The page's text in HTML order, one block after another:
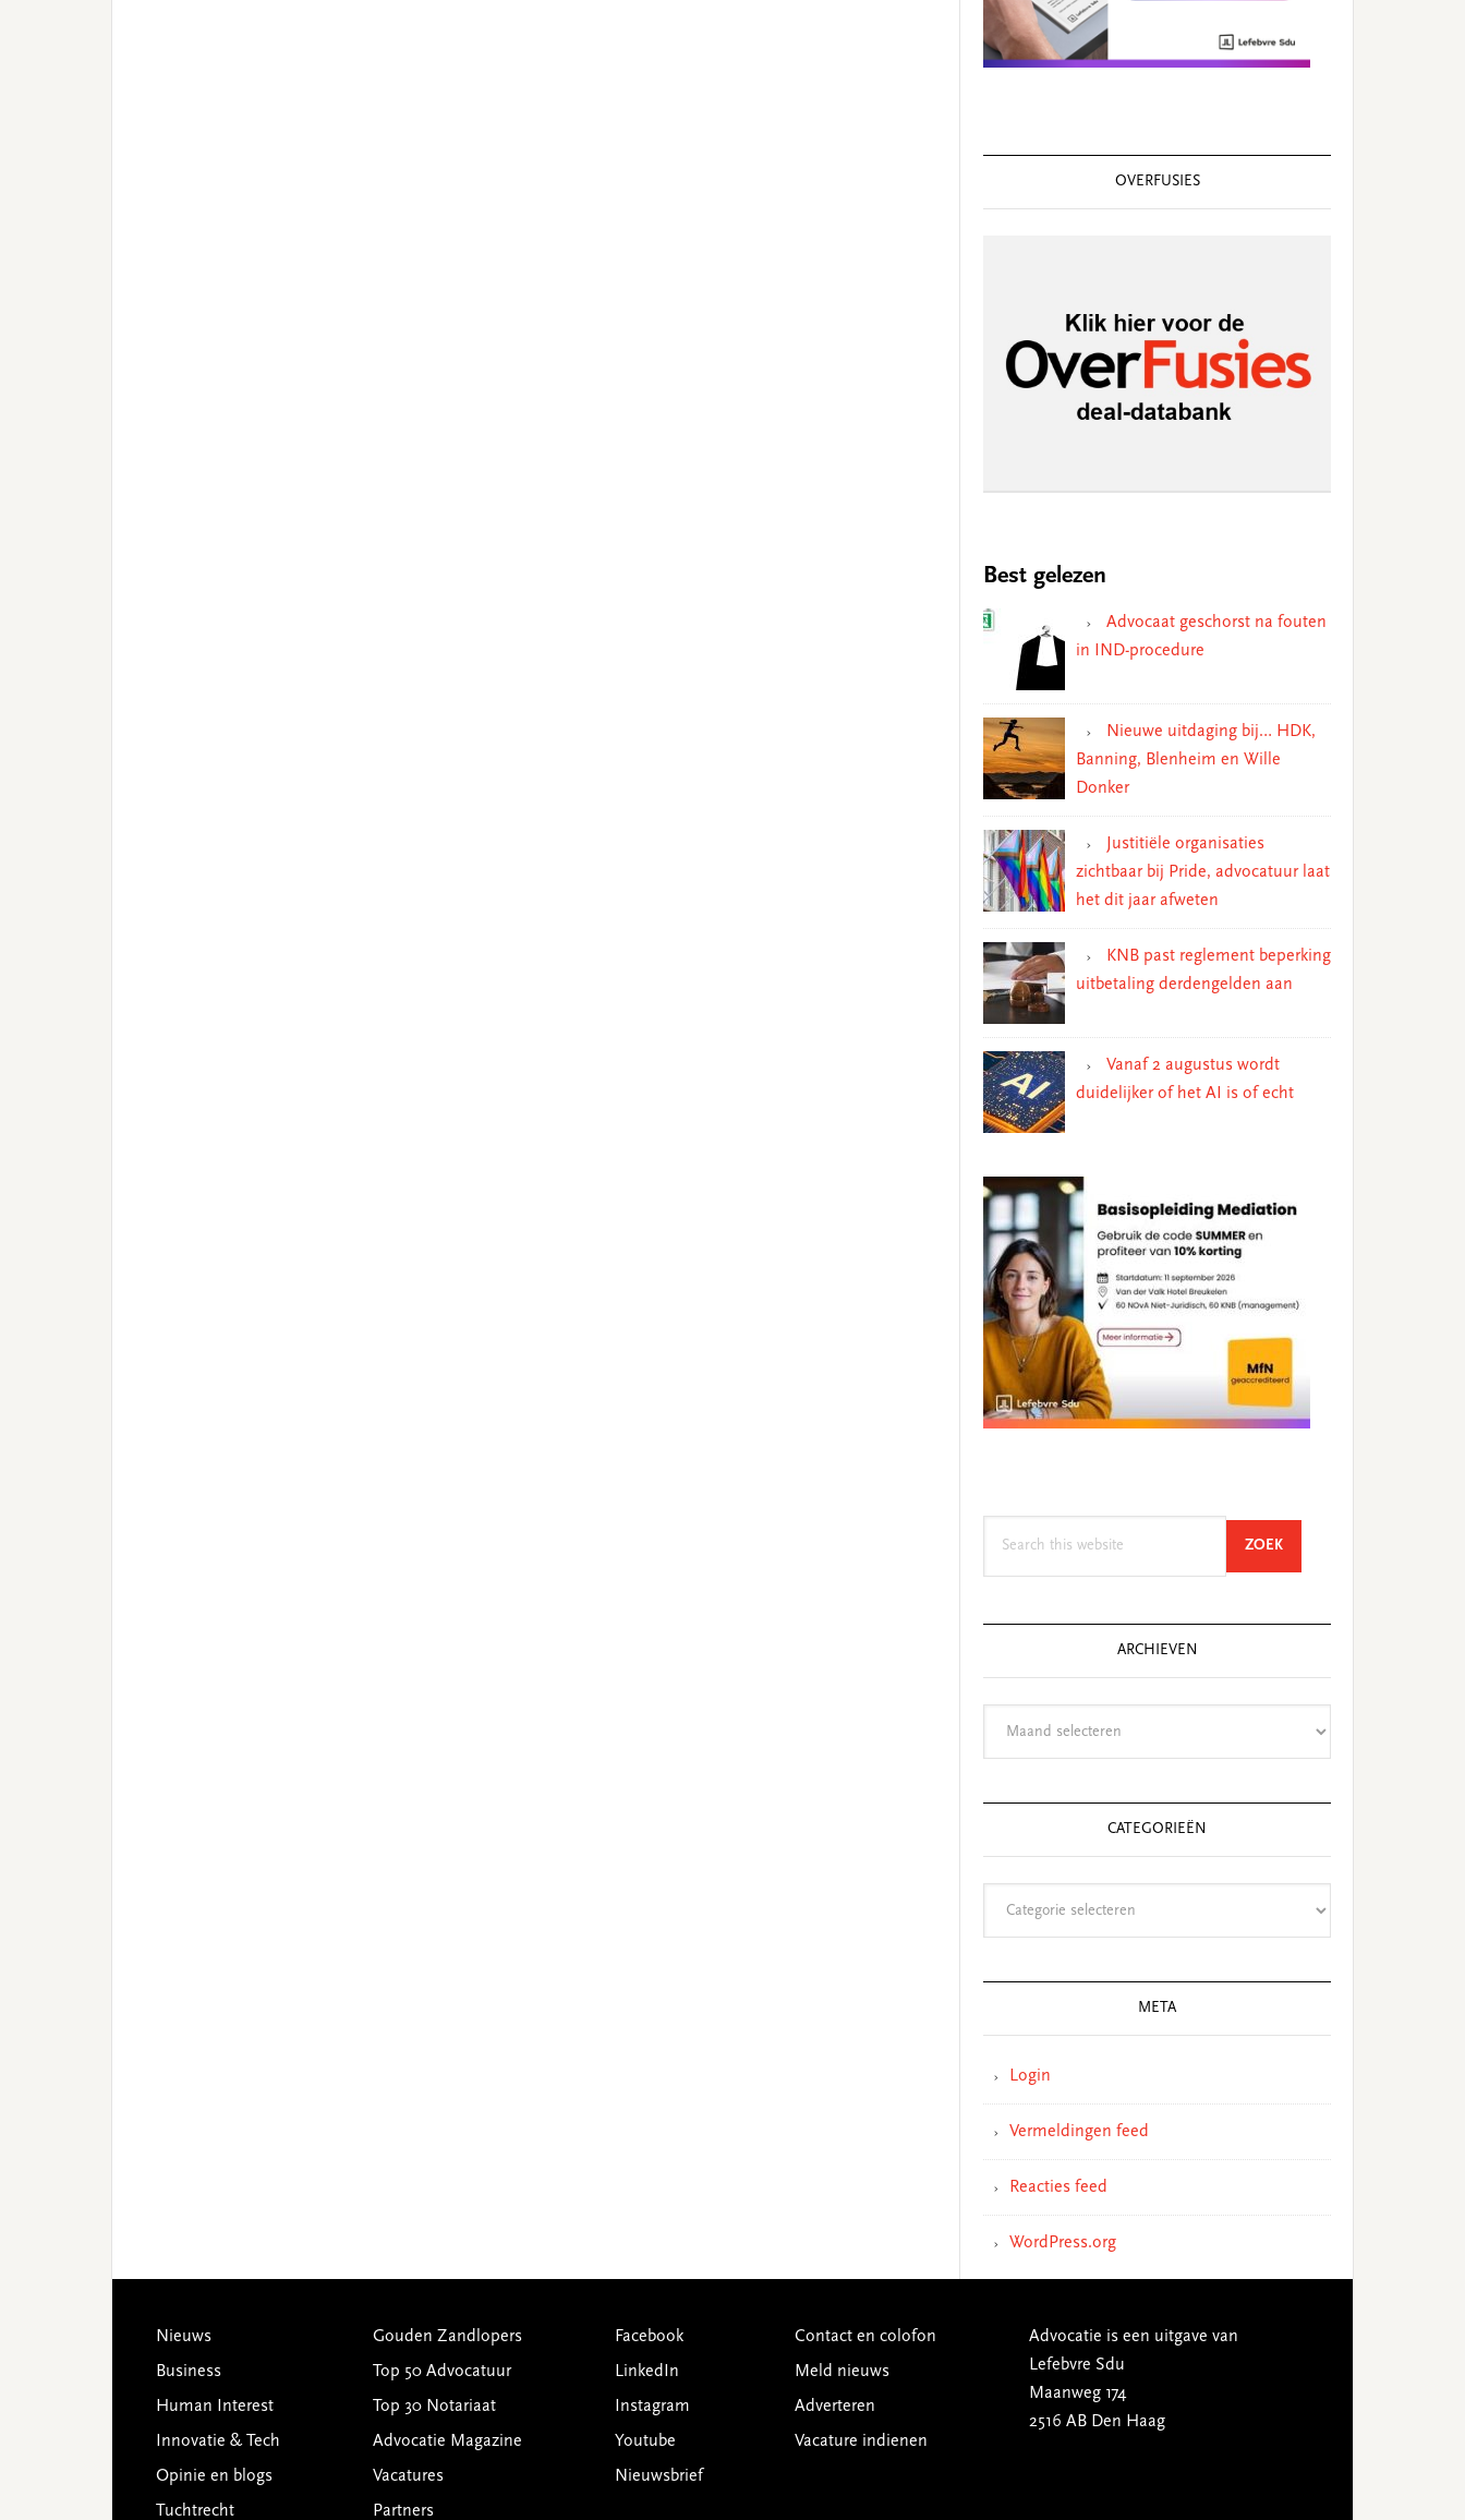
OVERFUSIES
Best gelezen
Advocaat geschorst na fouten
in IND-procedure
Nieuwe uitdaging bij… HDK,
Banning, Blenheim en Wille
Donker
Justitiële organisaties
zichtbaar bij Pride, advocatuur laat
het dit jaar afweten
KNB past reglement beperking
uitbetaling derdengelden aan
Vanaf 2 augustus wordt
duidelijker of het AI is of echt
ZOEKSEARCH
ARCHIEVEN
CATEGORIEËN
META
Login
Vermeldingen feed
Reacties feed
WordPress.org
Footer
Nieuws
Business
Human Interest
Innovatie & Tech
Opinie en blogs
Tuchtrecht
Gouden Zandlopers
Top 50 Advocatuur
Top 30 Notariaat
Advocatie Magazine
Vacatures
Partners
Facebook
LinkedIn
Instagram
Youtube
Nieuwsbrief
Contact en colofon
Meld nieuws
Adverteren
Vacature indienen
Advocatie is een uitgave van
Lefebvre Sdu
Maanweg 174
2516 AB Den Haag